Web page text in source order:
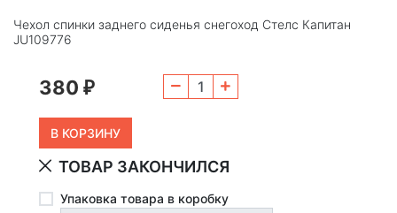
Чехол спинки заднего сиденья снегоход Стелс Капитан
JU109776
380 ₽
ТОВАР ЗАКОНЧИЛСЯ
Упаковка товара в коробку